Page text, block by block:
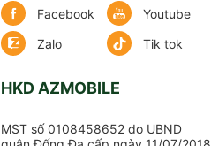
Facebook
Youtube
Zalo
Tik tok
HKD AZMOBILE
MST số 0108458652 do UBND